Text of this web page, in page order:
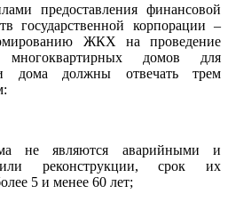
предоставления финансовой
государственной корпорации –
ЖКХ на проведение
многоквартирных домов для
дома должны отвечать трем
не являются аварийными и
реконструкции, срок их
5 и менее 60 лет;